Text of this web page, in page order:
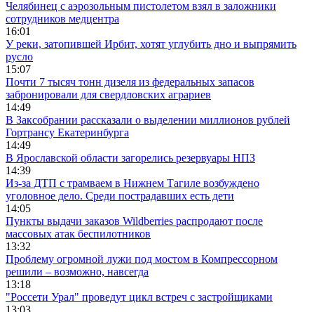
Челябинец с аэрозольным пистолетом взял в заложники
сотрудников медцентра
16:01
У реки, затопившей Ирбит, хотят углубить дно и выпрямить
русло
15:07
Почти 7 тысяч тонн дизеля из федеральных запасов
забронировали для свердловских аграриев
14:49
В Заксобрании рассказали о выделении миллионов рублей
Гортрансу Екатеринбурга
14:49
В Ярославской области загорелись резервуары НПЗ
14:39
Из-за ДТП с трамваем в Нижнем Тагиле возбуждено
уголовное дело. Среди пострадавших есть дети
14:05
Пункты выдачи заказов Wildberries распродают после
массовых атак беспилотников
13:32
Проблему огромной лужи под мостом в Компрессорном
решили – возможно, навсегда
13:18
"Россети Урал" проведут цикл встреч с застройщиками